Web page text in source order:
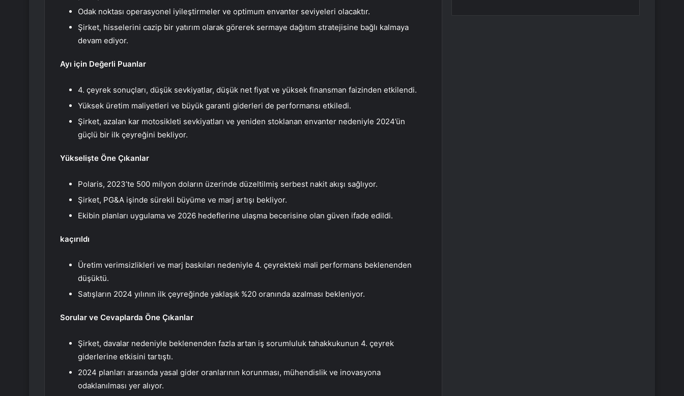
Odak noktası operasyonel iyileştirmeler ve optimum envanter seviyeleri olacaktır.
Şirket, hisselerini cazip bir yatırım olarak görerek sermaye dağıtım stratejisine bağlı kalmaya
devam ediyor.
Ayı için Değerli Puanlar
4. çeyrek sonuçları, düşük sevkiyatlar, düşük net fiyat ve yüksek finansman faizinden etkilendi.
Yüksek üretim maliyetleri ve büyük garanti giderleri de performansı etkiledi.
Şirket, azalan kar motosikleti sevkiyatları ve yeniden stoklanan envanter nedeniyle 2024’ün
güçlü bir ilk çeyreğini bekliyor.
Yükselişte Öne Çıkanlar
Polaris, 2023’te 500 milyon doların üzerinde düzeltilmiş serbest nakit akışı sağlıyor.
Şirket, PG&A işinde sürekli büyüme ve marj artışı bekliyor.
Ekibin planları uygulama ve 2026 hedeflerine ulaşma becerisine olan güven ifade edildi.
kaçırıldı
Üretim verimsizlikleri ve marj baskıları nedeniyle 4. çeyrekteki mali performans beklenenden
düşüktü.
Satışların 2024 yılının ilk çeyreğinde yaklaşık %20 oranında azalması bekleniyor.
Sorular ve Cevaplarda Öne Çıkanlar
Şirket, davalar nedeniyle beklenenden fazla artan iş sorumluluk tahakkukunun 4. çeyrek
giderlerine etkisini tartıştı.
2024 planları arasında yasal gider oranlarının korunması, mühendislik ve inovasyona
odaklanılması yer alıyor.